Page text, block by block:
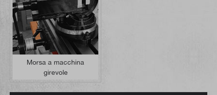
Morsa a macchina
girevole